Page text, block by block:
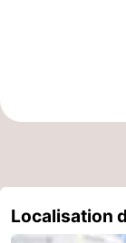
Astuces
pour
Adresses
Localisation